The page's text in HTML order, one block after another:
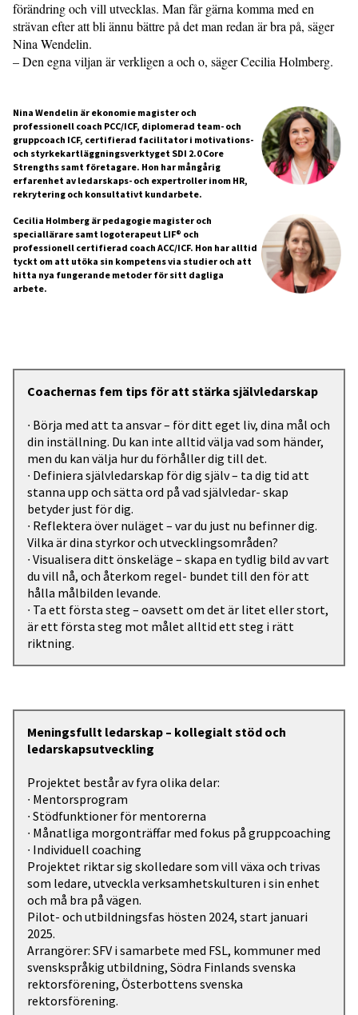
förändring och vill utvecklas. Man får gärna komma med en
strävan efter att bli ännu bättre på det man redan är bra på, säger
Nina Wendelin.
– Den egna viljan är verkligen a och o, säger Cecilia Holmberg.
Nina Wendelin är ekonomie magister och
professionell coach PCC/ICF, diplomerad team- och
gruppcoach ICF, certifierad facilitator i motivations-
och styrkekartläggningsverktyget SDI 2.0 Core
Strengths samt företagare. Hon har mångårig
erfarenhet av ledarskaps- och expertroller inom HR,
rekrytering och konsultativt kundarbete.
Cecilia Holmberg är pedagogie magister och
speciallärare samt logoterapeut LIF® och
professionell certifierad coach ACC/ICF. Hon har alltid
tyckt om att utöka sin kompetens via studier och att
hitta nya fungerande metoder för sitt dagliga
arbete.
Coachernas fem tips för att stärka självledarskap
∙ Börja med att ta ansvar – för ditt eget liv, dina mål och
din inställning. Du kan inte alltid välja vad som händer,
men du kan välja hur du förhåller dig till det.
∙ Definiera självledarskap för dig själv – ta dig tid att
stanna upp och sätta ord på vad självledar- skap
betyder just för dig.
∙ Reflektera över nuläget – var du just nu befinner dig.
Vilka är dina styrkor och utvecklingsområden?
∙ Visualisera ditt önskeläge – skapa en tydlig bild av vart
du vill nå, och återkom regel- bundet till den för att
hålla målbilden levande.
∙ Ta ett första steg – oavsett om det är litet eller stort,
är ett första steg mot målet alltid ett steg i rätt
riktning.
Meningsfullt ledarskap – kollegialt stöd och
ledarskapsutveckling
Projektet består av fyra olika delar:
∙ Mentorsprogram
∙ Stödfunktioner för mentorerna
∙ Månatliga morgonträffar med fokus på gruppcoaching
∙ Individuell coaching
Projektet riktar sig skolledare som vill växa och trivas
som ledare, utveckla verksamhetskulturen i sin enhet
och må bra på vägen.
Pilot- och utbildningsfas hösten 2024, start januari
2025.
Arrangörer: SFV i samarbete med FSL, kommuner med
svenskspråkig utbildning, Södra Finlands svenska
rektorsförening, Österbottens svenska
rektorsförening.